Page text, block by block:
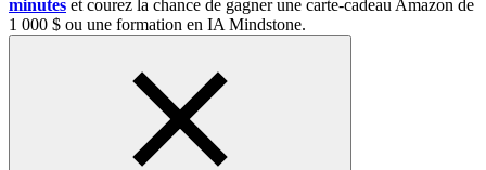
minutes et courez la chance de gagner une carte-cadeau Amazon de
1 000 $ ou une formation en IA Mindstone.